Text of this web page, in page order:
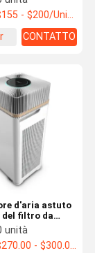
- $200/Units
CONTATTO
d'aria astuto
del filtro da
purificatore
Ionizer della
di WIFI
unità
- $300.00/Units